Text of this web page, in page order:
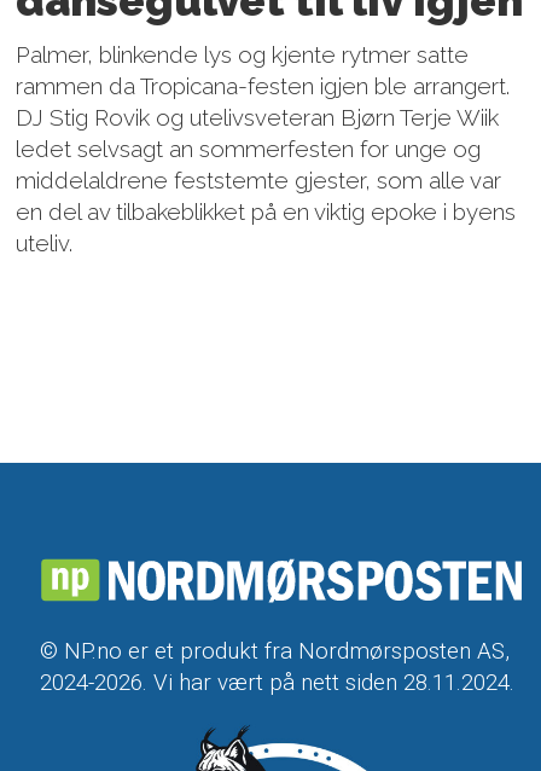
Palmer, blinkende lys og kjente rytmer satte
rammen da Tropicana-festen igjen ble arrangert.
DJ Stig Rovik og utelivsveteran Bjørn Terje Wiik
ledet selvsagt an sommerfesten for unge og
middelaldrene feststemte gjester, som alle var
en del av tilbakeblikket på en viktig epoke i byens
uteliv.
© NP.no er et produkt fra Nordmørsposten AS,
2024-2026. Vi har vært på nett siden 28.11.2024.